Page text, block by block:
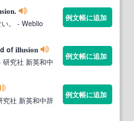
.
。
- Weblio
例文帳に追加
of illusion
研究社 新英和中
例文帳に追加
究社 新英和中辞
例文帳に追加